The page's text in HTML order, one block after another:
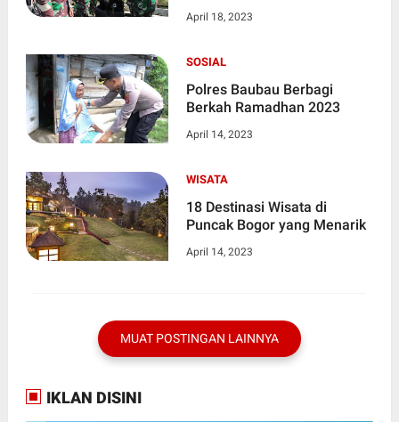
Rudin kompi, Barak Gedung,
April 18, 2023
SOSIAL
Polres Baubau Berbagi
Berkah Ramadhan 2023
April 14, 2023
WISATA
18 Destinasi Wisata di
Puncak Bogor yang Menarik
April 14, 2023
MUAT POSTINGAN LAINNYA
IKLAN DISINI